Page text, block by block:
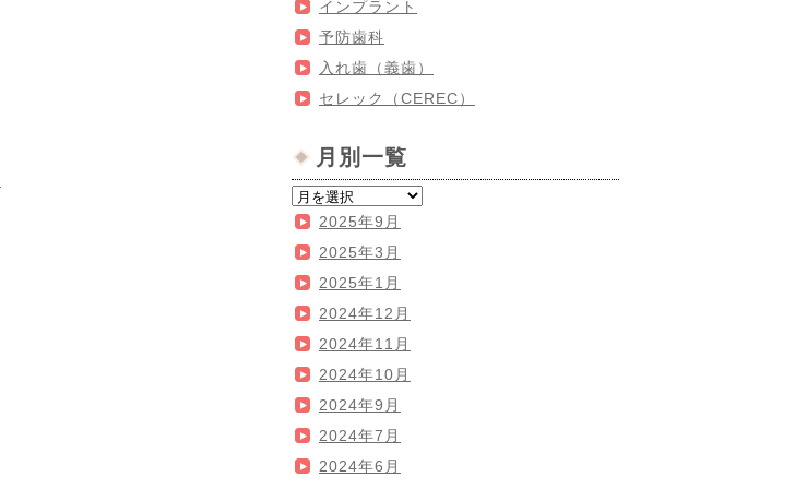
インプラント
予防歯科
入れ歯（義歯）
セレック（CEREC）
月別一覧
2025年9月
2025年3月
2025年1月
2024年12月
2024年11月
2024年10月
2024年9月
2024年7月
2024年6月